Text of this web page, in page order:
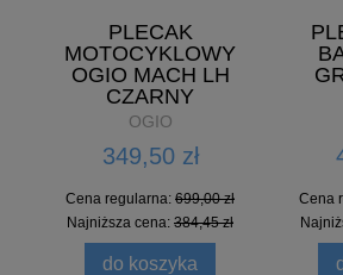
PLECAK
MOTOCYKLOWY
OGIO MACH LH
CZARNY
OGIO
349,50 zł
Cena regularna: 699,00 zł
Najniższa cena: 384,45 zł
do koszyka
Cena